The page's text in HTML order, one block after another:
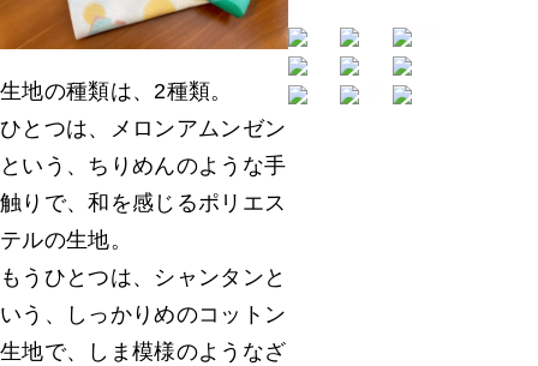
生地の種類は、2種類。
ひとつは、メロンアムンゼン
という、ちりめんのような手
触りで、和を感じるポリエス
テルの生地。
もうひとつは、シャンタンと
いう、しっかりめのコットン
生地で、しま模様のようなざ